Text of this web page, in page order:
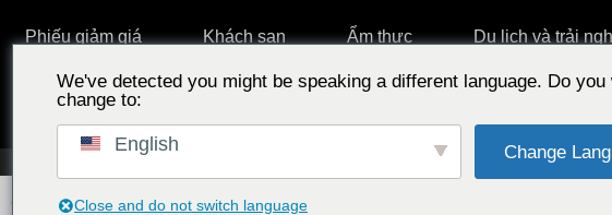
Phiếu giảm giá Khách sạn Ẩm thực Du lịch và trải
Chọn theo khu vực Chọn theo tính năng
We've detected you might be speaking a different language. Do you
change to:
English Change
Close and do not switch language